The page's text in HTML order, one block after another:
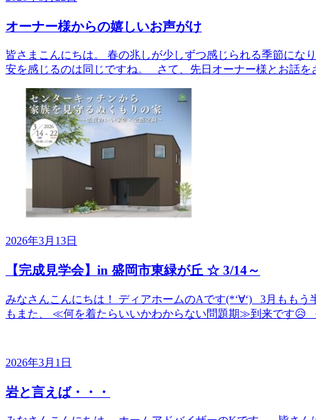
オーナー様からの嬉しいお声がけ
皆さまこんにちは。 春の兆しが少しずつ感じられる季節にな
安を感じるのは同じですね。 さて、先日オーナー様とお話
2026年3月13日
【完成見学会】in 盛岡市東緑が丘 ☆ 3/14～
みなさんこんにちは！ ディアホームのAです(*‘∀‘) 3月もも
もまた、 ≪何を着たらいいかわからない問題期≫到来です
2026年3月1日
岩と言えば・・・